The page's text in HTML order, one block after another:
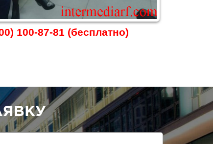
100-87-81 (бесплатно)